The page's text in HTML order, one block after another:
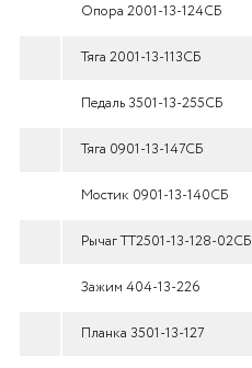
Опора 2001-13-124СБ
Тяга 2001-13-113СБ
Педаль 3501-13-255СБ
Тяга 0901-13-147СБ
Мостик 0901-13-140СБ
Рычаг ТТ2501-13-128-02СБ
Зажим 404-13-226
Планка 3501-13-127